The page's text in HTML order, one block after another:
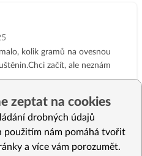
kolik gramů na ovesnou
začít, ale neznám
zeptat na cookies
drobných údajů
použitím nám pomáhá tvořit
a více vám porozumět.